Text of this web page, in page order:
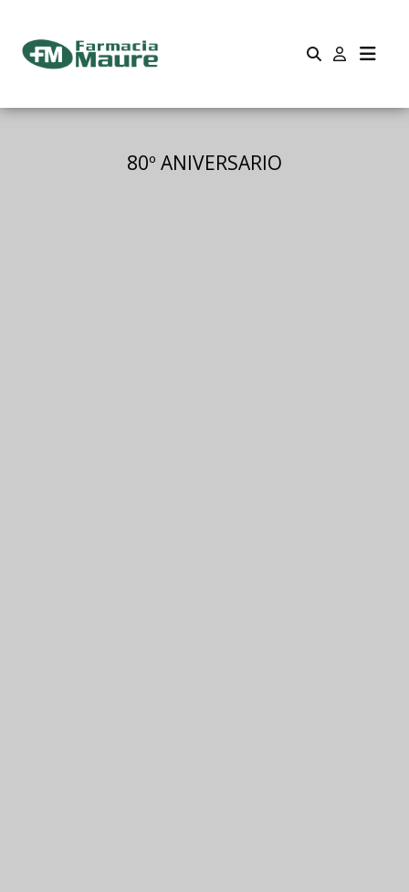
80º ANIVERSARIO